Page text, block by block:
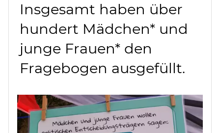
Insgesamt haben über
hundert Mädchen* und
junge Frauen* den
Fragebogen ausgefüllt.